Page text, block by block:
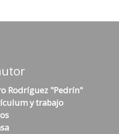
Rodríguez "Pedrín"
y trabajo